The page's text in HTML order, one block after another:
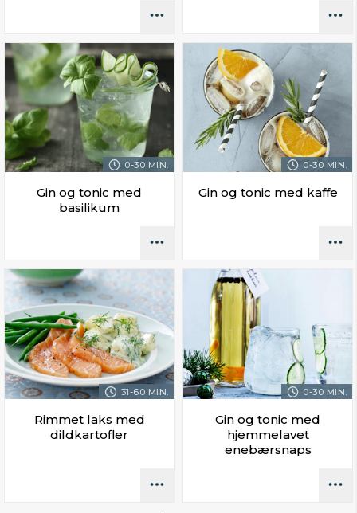
0-30 MIN.
Gin og tonic med
basilikum
0-30 MIN.
Gin og tonic med kaffe
31-60 MIN.
Rimmet laks med
dildkartofler
0-30 MIN.
Gin og tonic med
hjemmelavet
enebærsnaps